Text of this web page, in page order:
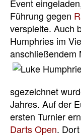
Event
Führung gegen
verspielte. Auch
Humphries im
anschließendem
sgezeichnet
Jahres. Auf der
ersten Turnier
Darts Open.